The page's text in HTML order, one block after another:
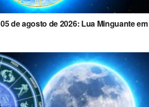
de agosto de 2026: Lua Minguante em